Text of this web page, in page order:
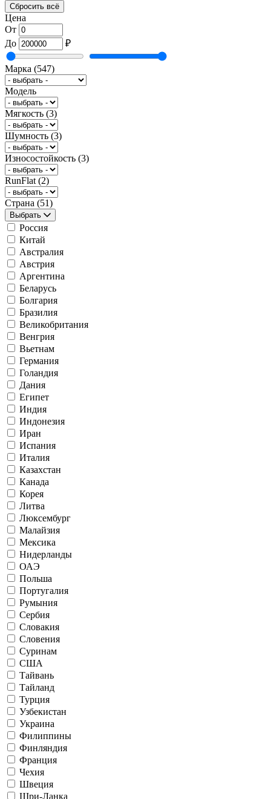
Сбросить всё
Цена
От
До
₽
Марка (547)
Модель
Мягкость (3)
Шумность (3)
Износостойкость (3)
RunFlat (2)
Страна (51)
Выбрать
Россия
Китай
Австралия
Австрия
Аргентина
Беларусь
Болгария
Бразилия
Великобритания
Венгрия
Вьетнам
Германия
Голандия
Дания
Египет
Индия
Индонезия
Иран
Испания
Италия
Казахстан
Канада
Корея
Литва
Люксембург
Малайзия
Мексика
Нидерланды
ОАЭ
Польша
Португалия
Румыния
Сербия
Словакия
Словения
Суринам
США
Тайвань
Тайланд
Турция
Узбекистан
Украина
Филиппины
Финляндия
Франция
Чехия
Швеция
Шри-Ланка